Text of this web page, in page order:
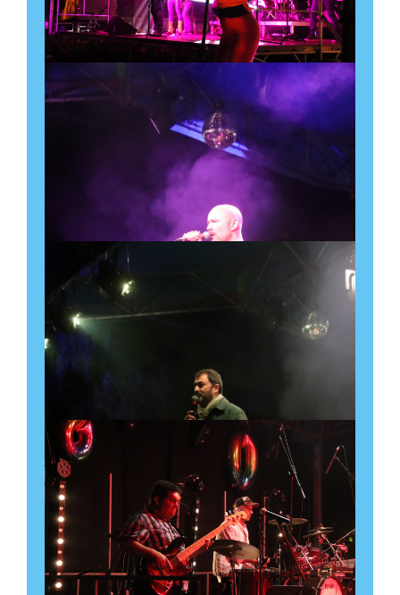
convivialité et de passion
12 septembre- 13 septembre
Stade des Templiers
Découvrir l'évènement
Log’in Emploi
17 septembre à 13:30 -16:30